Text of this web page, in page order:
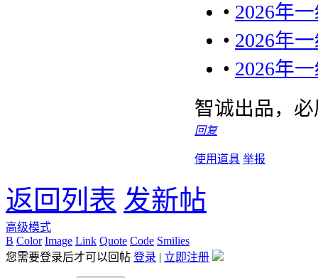
• 2026年
• 2026年
• 2026年
智诚出品，
回复
使用道具 举报
返回列表 发新帖
高级模式
B Color Image Link Quote Code Smilies
您需要登录后才可以回帖 登录 | 立即注册